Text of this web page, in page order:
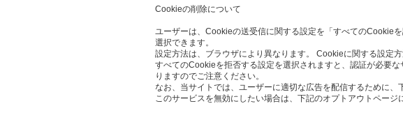
Cookieの削除について
ユーザーは、Cookieの送受信に関する設定を「すべてのCookie
選択できます。
設定方法は、ブラウザにより異なります。 Cookieに関する設定
すべてのCookieを拒否する設定を選択されますと、認証が必要
りますのでご注意ください。
なお、当サイトでは、ユーザーに適切な広告を配信するために
このサービスを無効にしたい場合は、下記のオプトアウトページ